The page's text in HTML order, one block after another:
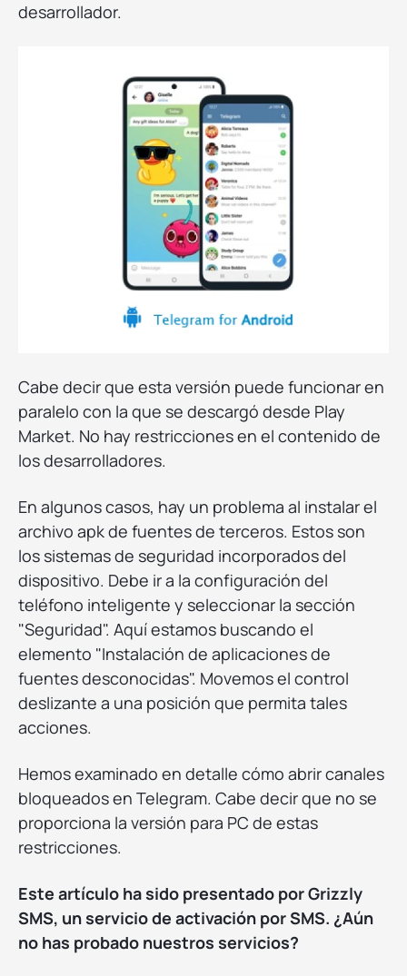
desarrollador.
Cabe decir que esta versión puede funcionar en
paralelo con la que se descargó desde Play
Market. No hay restricciones en el contenido de
los desarrolladores.
En algunos casos, hay un problema al instalar el
archivo apk de fuentes de terceros. Estos son
los sistemas de seguridad incorporados del
dispositivo. Debe ir a la configuración del
teléfono inteligente y seleccionar la sección
"Seguridad". Aquí estamos buscando el
elemento "Instalación de aplicaciones de
fuentes desconocidas". Movemos el control
deslizante a una posición que permita tales
acciones.
Hemos examinado en detalle cómo abrir canales
bloqueados en Telegram. Cabe decir que no se
proporciona la versión para PC de estas
restricciones.
Este artículo ha sido presentado por Grizzly
SMS, un servicio de activación por SMS. ¿Aún
no has probado nuestros servicios?